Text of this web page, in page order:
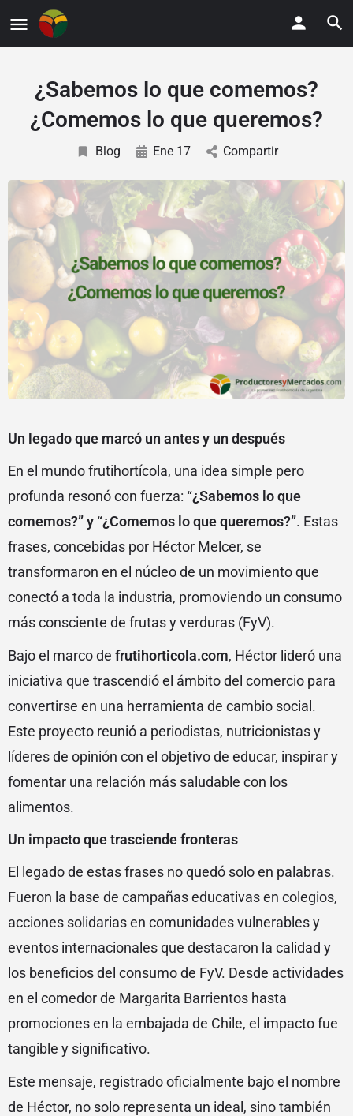
¿Sabemos lo que comemos?
¿Comemos lo que queremos?
Blog Ene 17 Compartir
Un legado que marcó un antes y un después
En el mundo frutihortícola, una idea simple pero
profunda resonó con fuerza: “¿Sabemos lo que
comemos?” y “¿Comemos lo que queremos?”. Estas
frases, concebidas por Héctor Melcer, se
transformaron en el núcleo de un movimiento que
conectó a toda la industria, promoviendo un consumo
más consciente de frutas y verduras (FyV).
Bajo el marco de frutihorticola.com, Héctor lideró una
iniciativa que trascendió el ámbito del comercio para
convertirse en una herramienta de cambio social.
Este proyecto reunió a periodistas, nutricionistas y
líderes de opinión con el objetivo de educar, inspirar y
fomentar una relación más saludable con los
alimentos.
Un impacto que trasciende fronteras
El legado de estas frases no quedó solo en palabras.
Fueron la base de campañas educativas en colegios,
acciones solidarias en comunidades vulnerables y
eventos internacionales que destacaron la calidad y
los beneficios del consumo de FyV. Desde actividades
en el comedor de Margarita Barrientos hasta
promociones en la embajada de Chile, el impacto fue
tangible y significativo.
Este mensaje, registrado oficialmente bajo el nombre
de Héctor, no solo representa un ideal, sino también